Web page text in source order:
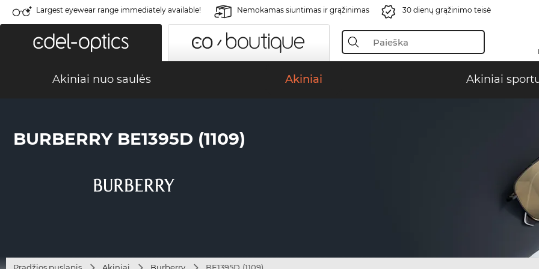
Largest eyewear range immediately available! Nemokamas siuntimas ir grąžinimas 30 dienų grąžinimo teisė
Akiniai nuo saulės Akiniai Akiniai
BURBERRY BE1395D (1109)